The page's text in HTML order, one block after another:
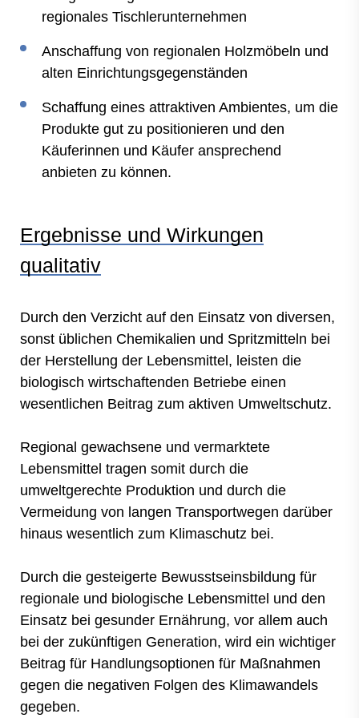
regionales Tischlerunternehmen
Anschaffung von regionalen Holzmöbeln und
alten Einrichtungsgegenständen
Schaffung eines attraktiven Ambientes, um die
Produkte gut zu positionieren und den
Käuferinnen und Käufer ansprechend
anbieten zu können.
Ergebnisse und Wirkungen
qualitativ
Durch den Verzicht auf den Einsatz von diversen,
sonst üblichen Chemikalien und Spritzmitteln bei
der Herstellung der Lebensmittel, leisten die
biologisch wirtschaftenden Betriebe einen
wesentlichen Beitrag zum aktiven Umweltschutz.
Regional gewachsene und vermarktete
Lebensmittel tragen somit durch die
umweltgerechte Produktion und durch die
Vermeidung von langen Transportwegen darüber
hinaus wesentlich zum Klimaschutz bei.
Durch die gesteigerte Bewusstseinsbildung für
regionale und biologische Lebensmittel und den
Einsatz bei gesunder Ernährung, vor allem auch
bei der zukünftigen Generation, wird ein wichtiger
Beitrag für Handlungsoptionen für Maßnahmen
gegen die negativen Folgen des Klimawandels
gegeben.